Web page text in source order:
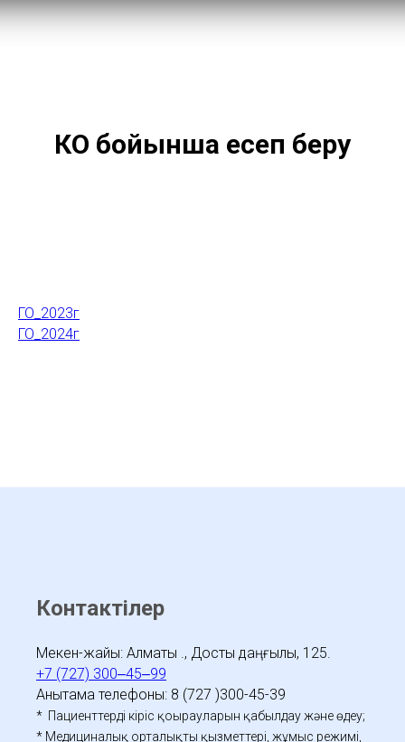
КО бойынша есеп беру
ГО_2023г
ГО_2024г
Контактілер
Мекен-жайы: Алматы қ., Достық даңғылы, 125.
+7 (727) 300‒45‒99
Анықтама телефоны: 8 (727 )300-45-39
* Пациенттердің кіріс қоңырауларын қабылдау және өңдеу;
* Медициналық орталықтың қызметтері, жұмыс режимі,